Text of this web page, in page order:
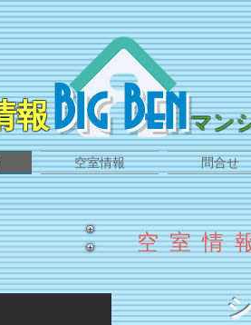
報Big Benマン
空室情報 問合せ
空 室 情
​​